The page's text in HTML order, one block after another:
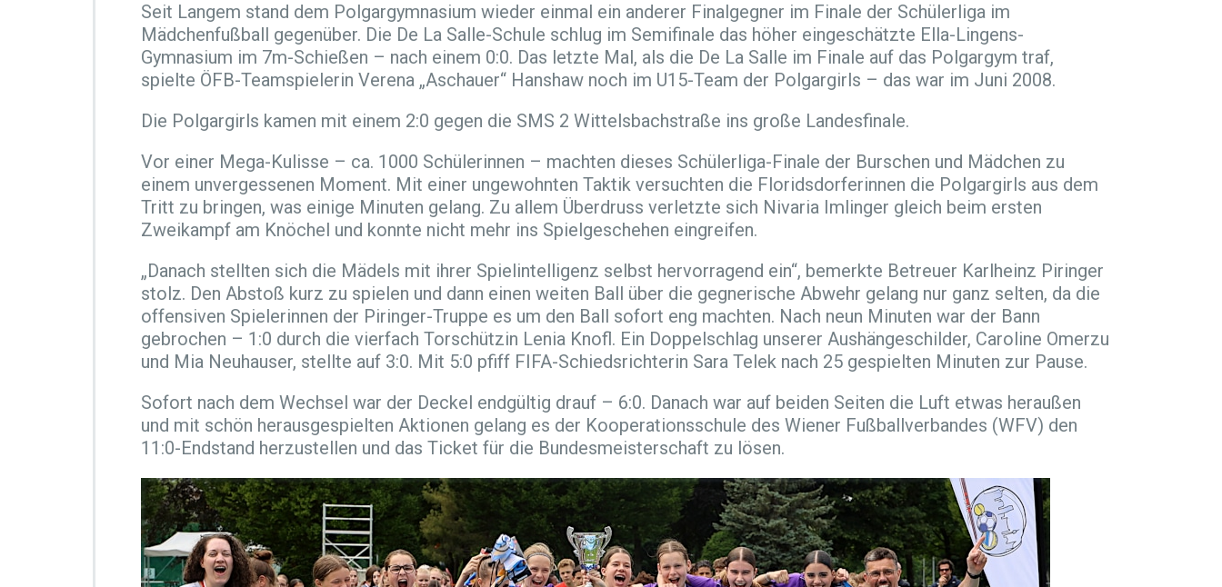
D
e
P
o
g
r
g
r
l
g
e
w
i
n
n
n
d
e
c
h
ü
e
r
Seit Langem stand dem Polgargymnasium wieder einmal ein anderer Finalgegner im Finale der Schülerliga im
Mädchenfußball gegenüber. Die De La Salle-Schule schlug im Semifinale das höher eingeschätzte Ella-Lingens-
Gymnasium im 7m-Schießen – nach einem 0:0. Das letzte Mal, als die De La Salle im Finale auf das Polgargym traf,
spielte ÖFB-Teamspielerin Verena „Aschauer“ Hanshaw noch im U15-Team der Polgargirls – das war im Juni 2008.
Die Polgargirls kamen mit einem 2:0 gegen die SMS 2 Wittelsbachstraße ins große Landesfinale.
Vor einer Mega-Kulisse – ca. 1000 Schülerinnen – machten dieses Schülerliga-Finale der Burschen und Mädchen zu
einem unvergessenen Moment. Mit einer ungewohnten Taktik versuchten die Floridsdorferinnen die Polgargirls aus dem
Tritt zu bringen, was einige Minuten gelang. Zu allem Überdruss verletzte sich Nivaria Imlinger gleich beim ersten
Zweikampf am Knöchel und konnte nicht mehr ins Spielgeschehen eingreifen.
„Danach stellten sich die Mädels mit ihrer Spielintelligenz selbst hervorragend ein“, bemerkte Betreuer Karlheinz Piringer
stolz. Den Abstoß kurz zu spielen und dann einen weiten Ball über die gegnerische Abwehr gelang nur ganz selten, da die
offensiven Spielerinnen der Piringer-Truppe es um den Ball sofort eng machten. Nach neun Minuten war der Bann
gebrochen – 1:0 durch die vierfach Torschützin Lenia Knofl. Ein Doppelschlag unserer Aushängeschilder, Caroline Omerzu
und Mia Neuhauser, stellte auf 3:0. Mit 5:0 pfiff FIFA-Schiedsrichterin Sara Telek nach 25 gespielten Minuten zur Pause.
Sofort nach dem Wechsel war der Deckel endgültig drauf – 6:0. Danach war auf beiden Seiten die Luft etwas heraußen
und mit schön herausgespielten Aktionen gelang es der Kooperationsschule des Wiener Fußballverbandes (WFV) den
11:0-Endstand herzustellen und das Ticket für die Bundesmeisterschaft zu lösen.